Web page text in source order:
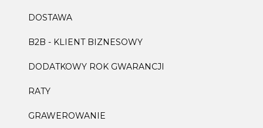
DOSTAWA
B2B - KLIENT BIZNESOWY
DODATKOWY ROK GWARANCJI
RATY
GRAWEROWANIE